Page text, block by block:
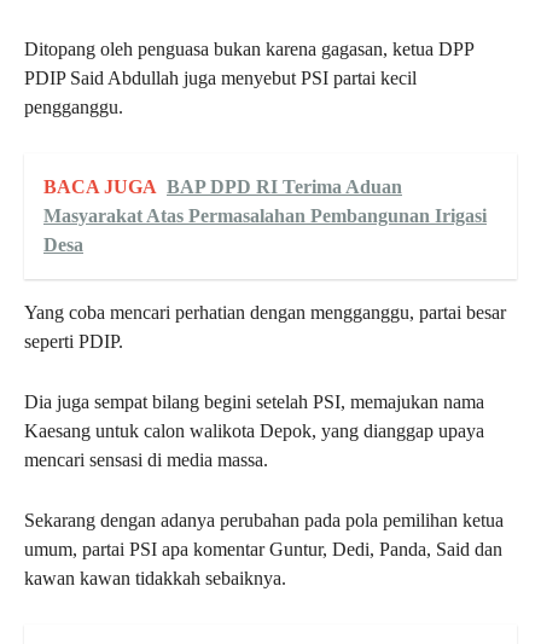
Ditopang oleh penguasa bukan karena gagasan, ketua DPP
PDIP Said Abdullah juga menyebut PSI partai kecil
pengganggu.
BACA JUGA BAP DPD RI Terima Aduan
Masyarakat Atas Permasalahan Pembangunan Irigasi
Desa
Yang coba mencari perhatian dengan mengganggu, partai besar
seperti PDIP.
Dia juga sempat bilang begini setelah PSI, memajukan nama
Kaesang untuk calon walikota Depok, yang dianggap upaya
mencari sensasi di media massa.
Sekarang dengan adanya perubahan pada pola pemilihan ketua
umum, partai PSI apa komentar Guntur, Dedi, Panda, Said dan
kawan kawan tidakkah sebaiknya.